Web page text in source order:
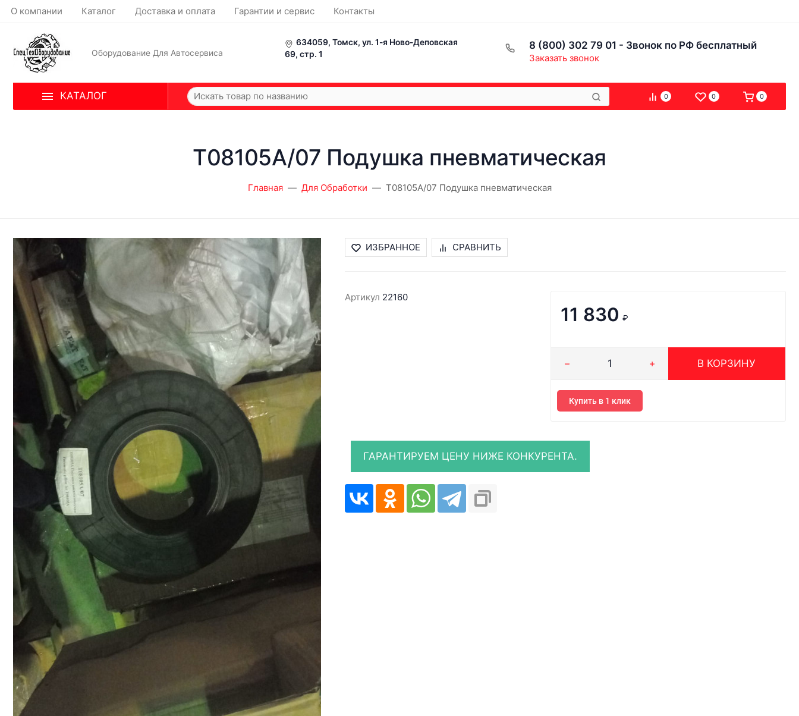
О компании Каталог Доставка и оплата Гарантии и сервис Контакты
Оборудование Для Автосервиса
634059, Томск, ул. 1-я Ново-Деповская
69, стр. 1
8 (800) 302 79 01 - Звонок по РФ бесплатный
Заказать звонок
КАТАЛОГ 0 0 0
T08105A/07 Подушка пневматическая
Главная Для Обработки T08105A/07 Подушка пневматическая
ИЗБРАННОЕ СРАВНИТЬ
Артикул 22160
11 830 ₽
В КОРЗИНУ
Купить в 1 клик